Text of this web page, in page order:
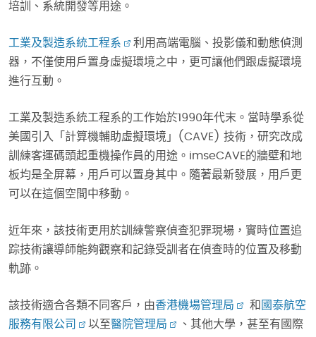
培訓、系統開發等用途。
工業及製造系統工程系
利用高端電腦、投影儀和動態偵測
器，不僅使用戶置身虛擬環境之中，更可讓他們跟虛擬環境
進行互動。
工業及製造系統工程系的工作始於1990年代末。當時學系從
美國引入「計算機輔助虛擬環境」(CAVE) 技術，研究改成
訓練客運碼頭起重機操作員的用途。imseCAVE的牆壁和地
板均是全屏幕，用戶可以置身其中。隨著最新發展，用戶更
可以在這個空間中移動。
近年來，該技術更用於訓練警察偵查犯罪現場，實時位置追
踪技術讓導師能夠觀察和記錄受訓者在偵查時的位置及移動
軌跡。
該技術適合各類不同客戶，由香港機場管理局 和 國泰航空
服務有限公司
以至醫院管理局
、其他大學，甚至有國際